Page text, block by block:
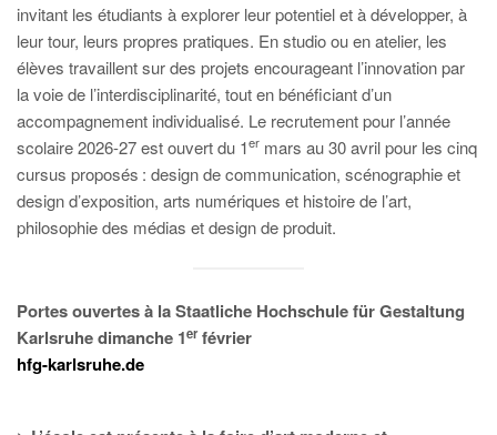
invitant les étudiants à explorer leur potentiel et à développer, à
leur tour, leurs propres pratiques. En studio ou en atelier, les
élèves travaillent sur des projets encourageant l’innovation par
la voie de l’interdisciplinarité, tout en bénéficiant d’un
accompagnement individualisé. Le recrutement pour l’année
scolaire 2026-27 est ouvert du 1er mars au 30 avril pour les cinq
cursus proposés : design de communication, scénographie et
design d’exposition, arts numériques et histoire de l’art,
philosophie des médias et design de produit.
Portes ouvertes à la Staatliche Hochschule für Gestaltung
Karlsruhe dimanche 1erfévrier
hfg-karlsruhe.de